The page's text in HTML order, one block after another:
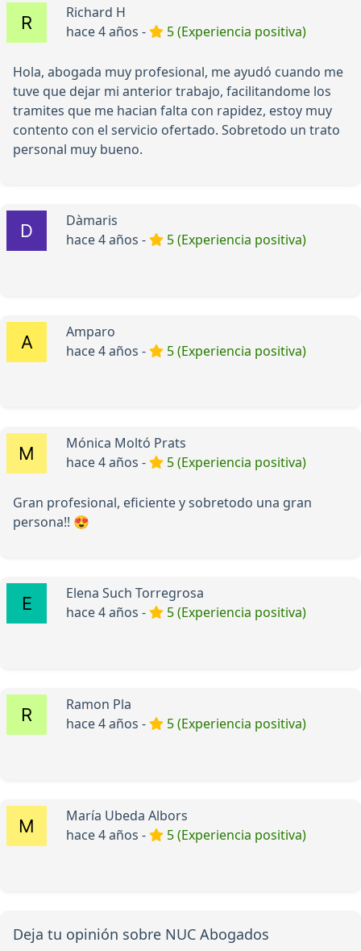
Richard H
hace 4 años -
5 (Experiencia positiva)
Hola, abogada muy profesional, me ayudó cuando me
tuve que dejar mi anterior trabajo, facilitandome los
tramites que me hacian falta con rapidez, estoy muy
contento con el servicio ofertado. Sobretodo un trato
personal muy bueno.
Dàmaris
hace 4 años -
5 (Experiencia positiva)
Amparo
hace 4 años -
5 (Experiencia positiva)
Mónica Moltó Prats
hace 4 años -
5 (Experiencia positiva)
Gran profesional, eficiente y sobretodo una gran
persona!! 😍
Elena Such Torregrosa
hace 4 años -
5 (Experiencia positiva)
Ramon Pla
hace 4 años -
5 (Experiencia positiva)
María Ubeda Albors
hace 4 años -
5 (Experiencia positiva)
Deja tu opinión sobre NUC Abogados